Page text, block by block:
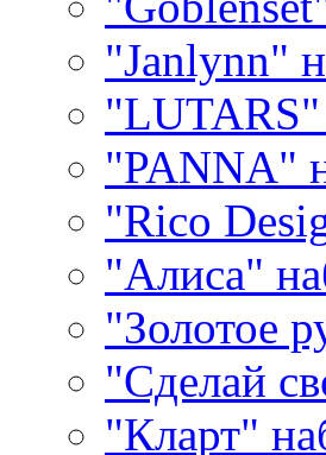
"Janlynn"
"PANNA"
"Rico
"Алиса"
"Золотое
"Сделай
"Кларт"